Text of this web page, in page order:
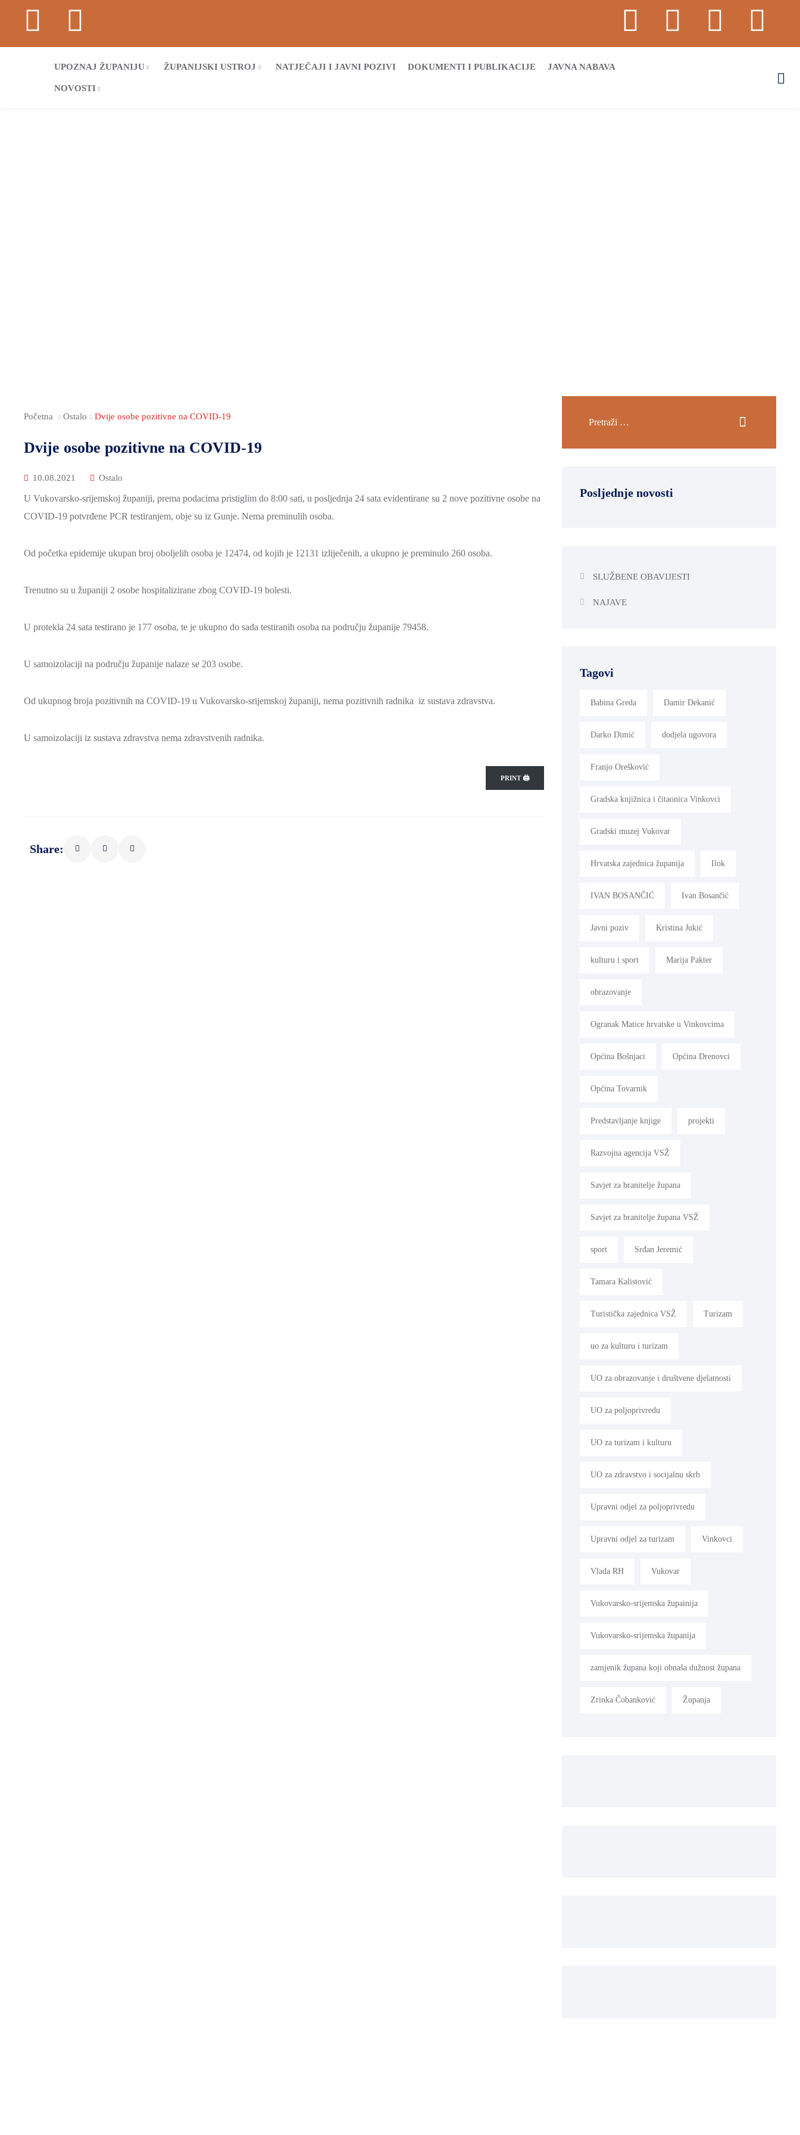
UPOZNAJ ŽUPANIJU ŽUPANIJSKI USTROJ NATJEČAJI I JAVNI POZIVI DOKUMENTI I PUBLIKACIJE JAVNA NABAVA
NOVOSTI
Početna Ostalo Dvije osobe pozitivne na COVID-19
Dvije osobe pozitivne na COVID-19
10.08.2021 Ostalo
U Vukovarsko-srijemskoj županiji, prema podacima pristiglim do 8:00 sati, u posljednja 24 sata evidentirane su 2 nove pozitivne osobe na
COVID-19 potvrđene PCR testiranjem, obje su iz Gunje. Nema preminulih osoba.
Od početka epidemije ukupan broj oboljelih osoba je 12474, od kojih je 12131 izliječenih, a ukupno je preminulo 260 osoba.
Trenutno su u županiji 2 osobe hospitalizirane zbog COVID-19 bolesti.
U protekla 24 sata testirano je 177 osoba, te je ukupno do sada testiranih osoba na području županije 79458.
U samoizolaciji na području županije nalaze se 203 osobe.
Od ukupnog broja pozitivnih na COVID-19 u Vukovarsko-srijemskoj županiji, nema pozitivnih radnika iz sustava zdravstva.
U samoizolaciji iz sustava zdravstva nema zdravstvenih radnika.
PRINT 🖨
Share:
Posljednje novosti
SLUŽBENE OBAVIJESTI
NAJAVE
Tagovi
Babina Greda Damir Dekanić
Darko Dimić dodjela ugovora
Franjo Orešković
Gradska knjižnica i čitaonica Vinkovci
Gradski muzej Vukovar
Hrvatska zajednica županija Ilok
IVAN BOSANČIĆ Ivan Bosančić
Javni poziv Kristina Jukić
kulturu i sport Marija Pakter
obrazovanje
Ogranak Matice hrvatske u Vinkovcima
Općina Bošnjaci Općina Drenovci
Općina Tovarnik
Predstavljanje knjige projekti
Razvojna agencija VSŽ
Savjet za branitelje župana
Savjet za branitelje župana VSŽ
sport Srđan Jeremić
Tamara Kalistović
Turistička zajednica VSŽ Turizam
uo za kulturu i turizam
UO za obrazovanje i društvene djelatnosti
UO za poljoprivredu
UO za turizam i kulturu
UO za zdravstvo i socijalnu skrb
Upravni odjel za poljoprivredu
Upravni odjel za turizam Vinkovci
Vlada RH Vukovar
Vukovarsko-srijemska župainija
Vukovarsko-srijemska županija
zamjenik župana koji obnaša dužnost župana
Zrinka Čobanković Županja